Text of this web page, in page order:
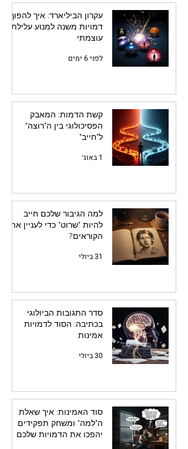
עקרון הביליארד: איך להפוך
דמויות משנה למנוע עלילתי
עוצמתי
לפני 6 ימים
קשת הדמות: המאבק
הפסיכולוגי בין ה"רוצה"
ל"חייב"
1 באוג׳
למה הגיבור שלכם חייב
להיות "שרוט" כדי לעניין את
הקוראים?
31 ביולי
סדר התגובות הביולוגי
בכתיבה: הסוד לדמויות
אמינות
30 ביולי
סוד האמינות: איך שאלת
ה"למה" ומשחק תפקידים
יהפכו את הדמויות שלכם